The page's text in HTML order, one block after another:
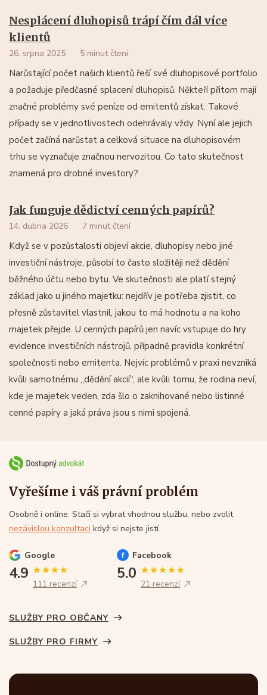
Nesplácení dluhopisů trápí čím dál více
klientů
26. srpna 2025 5 minut čtení
Narůstající počet našich klientů řeší své dluhopisové portfolio
a požaduje předčasné splacení dluhopisů. Někteří přitom mají
značné problémy své peníze od emitentů získat. Takové
případy se v jednotlivostech odehrávaly vždy. Nyní ale jejich
počet začíná narůstat a celková situace na dluhopisovém
trhu se vyznačuje značnou nervozitou. Co tato skutečnost
znamená pro drobné investory?
Jak funguje dědictví cenných papírů?
14. dubna 2026 7 minut čtení
Když se v pozůstalosti objeví akcie, dluhopisy nebo jiné
investiční nástroje, působí to často složitěji než dědění
běžného účtu nebo bytu. Ve skutečnosti ale platí stejný
základ jako u jiného majetku: nejdřív je potřeba zjistit, co
přesně zůstavitel vlastnil, jakou to má hodnotu a na koho
majetek přejde. U cenných papírů jen navíc vstupuje do hry
evidence investičních nástrojů, případně pravidla konkrétní
společnosti nebo emitenta. Nejvíc problémů v praxi nevzniká
kvůli samotnému „dědění akcií“, ale kvůli tomu, že rodina neví,
kde je majetek veden, zda šlo o zaknihované nebo listinné
cenné papíry a jaká práva jsou s nimi spojená.
Vyřešíme i váš právní problém
Osobně i online. Stačí si vybrat vhodnou službu, nebo zvolit
nezávislou konzultaci když si nejste jistí.
Google
4.9
111 recenzí
Facebook
5.0
21 recenzí
SLUŽBY PRO OBČANY
SLUŽBY PRO FIRMY